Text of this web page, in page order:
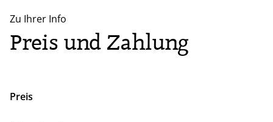
Zu Ihrer Info
Preis und Zahlung
Preis